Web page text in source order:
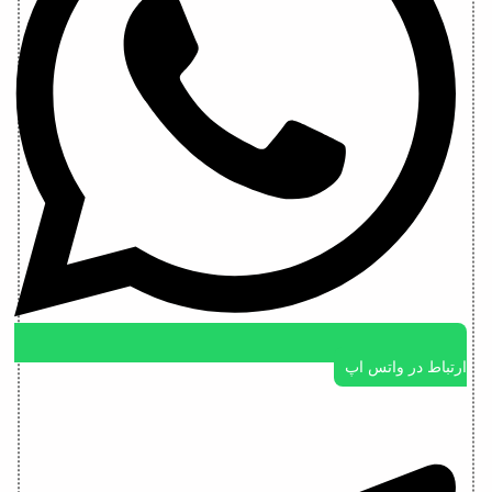
ارتباط در واتس اپ